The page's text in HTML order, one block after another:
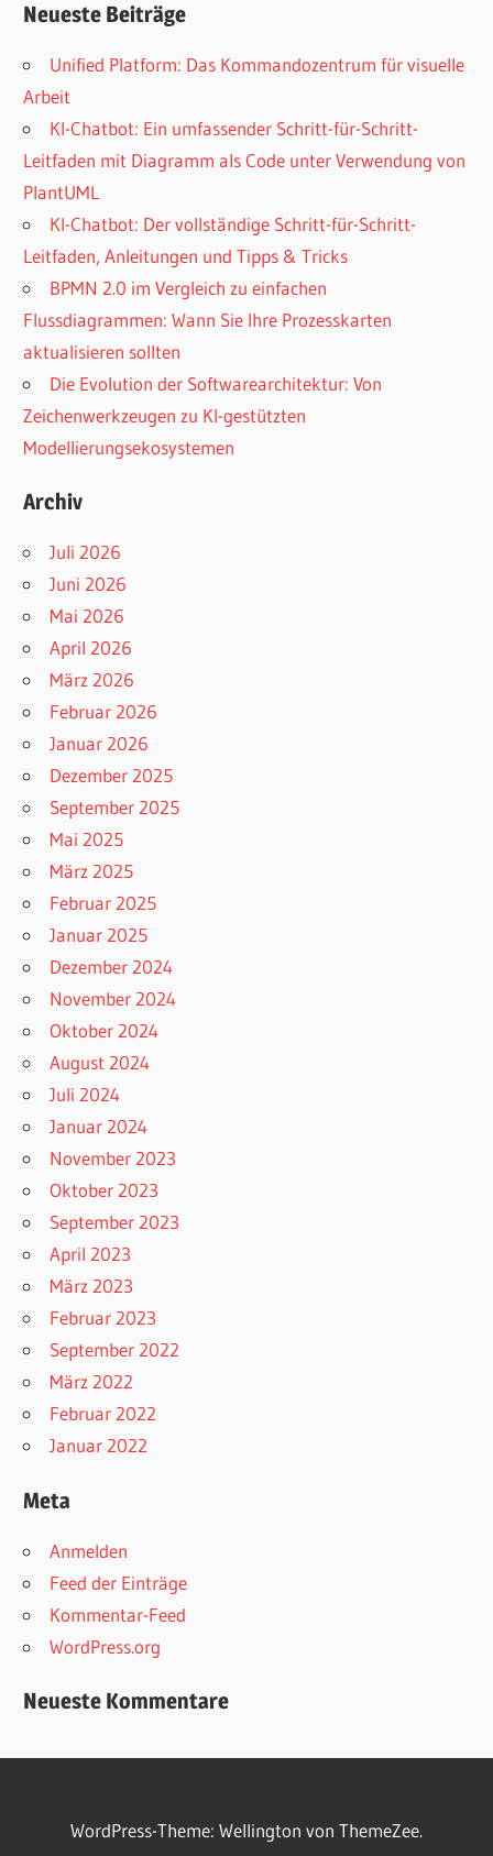
Neueste Beiträge
Unified Platform: Das Kommandozentrum für visuelle
Arbeit
KI-Chatbot: Ein umfassender Schritt-für-Schritt-
Leitfaden mit Diagramm als Code unter Verwendung von
PlantUML
KI-Chatbot: Der vollständige Schritt-für-Schritt-
Leitfaden, Anleitungen und Tipps & Tricks
BPMN 2.0 im Vergleich zu einfachen
Flussdiagrammen: Wann Sie Ihre Prozesskarten
aktualisieren sollten
Die Evolution der Softwarearchitektur: Von
Zeichenwerkzeugen zu KI-gestützten
Modellierungsekosystemen
Archiv
Juli 2026
Juni 2026
Mai 2026
April 2026
März 2026
Februar 2026
Januar 2026
Dezember 2025
September 2025
Mai 2025
März 2025
Februar 2025
Januar 2025
Dezember 2024
November 2024
Oktober 2024
August 2024
Juli 2024
Januar 2024
November 2023
Oktober 2023
September 2023
April 2023
März 2023
Februar 2023
September 2022
März 2022
Februar 2022
Januar 2022
Meta
Anmelden
Feed der Einträge
Kommentar-Feed
WordPress.org
Neueste Kommentare
WordPress-Theme: Wellington von ThemeZee.